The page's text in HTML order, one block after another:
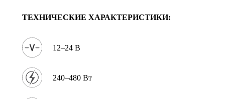
ТЕХНИЧЕСКИЕ ХАРАКТЕРИСТИКИ:
12–24 В
240–480 Вт